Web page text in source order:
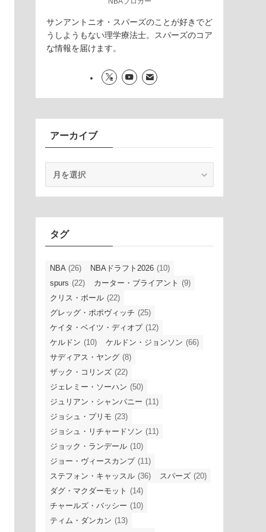
サンアントニオ・スパーズのことが好きでど
うしようもない理学療法士。スパーズのコア
な情報を届けます。
アーカイブ
ブ
タグ
NBA (26) NBAドラフト2026 (10)
spurs (22) カーター・ブライアント (9)
クリス・ポール (22)
グレッグ・ポポヴィッチ (25)
ケイタ・ベイツ・ディオプ (12)
ケルドン (10) ケルドン・ジョンソン (66)
サディアス・ヤング (8)
ザック・コリンズ (22)
ジェレミー・ソーハン (50)
ジュリアン・シャンパニー (11)
ジョシュ・プリモ (23)
ジョシュ・リチャードソン (11)
ジョック・ランデール (10)
ジョー・ヴィースカンプ (11)
ステフォン・キャッスル (36) スパーズ (20)
ダグ・マクダーモット (14)
チャールズ・バッシー (10)
ティム・ダンカン (13)